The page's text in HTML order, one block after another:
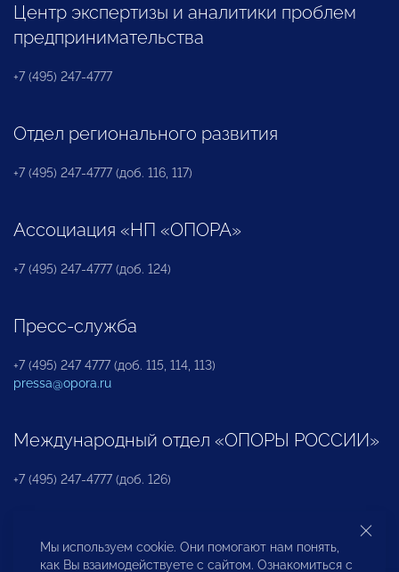
Центр экспертизы и аналитики проблем
предпринимательства
+7 (495) 247-4777
Отдел регионального развития
+7 (495) 247-4777 (доб. 116, 117)
Ассоциация «НП «ОПОРА»
+7 (495) 247-4777 (доб. 124)
Пресс-служба
+7 (495) 247 4777 (доб. 115, 114, 113)
pressa@opora.ru
Международный отдел «ОПОРЫ РОССИИ»
+7 (495) 247-4777 (доб. 126)
Бюро по защите прав предпринимателей и
инвесторов
Мы используем cookie. Они помогают нам понять,
как Вы взаимодействуете с сайтом. Ознакомиться с